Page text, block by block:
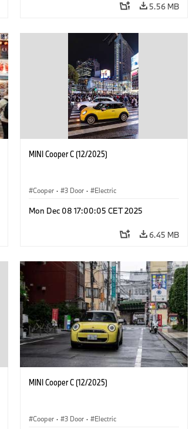
5.56 MB
MINI Cooper C (12/2025)
Cooper · 3 Door · Electric
Mon Dec 08 17:00:05 CET 2025
6.45 MB
MINI Cooper C (12/2025)
Cooper · 3 Door · Electric